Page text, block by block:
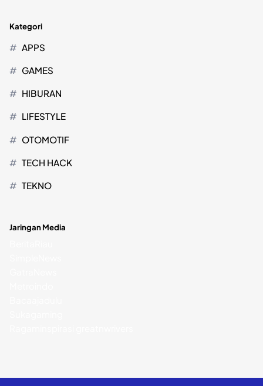
Kategori
APPS
GAMES
HIBURAN
LIFESTYLE
OTOMOTIF
TECH HACK
TEKNO
Jaringan Media